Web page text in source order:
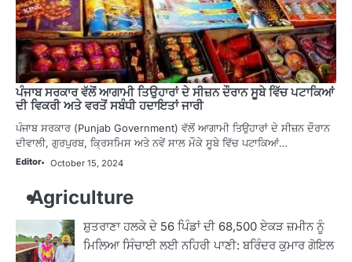
ਪੰਜਾਬ ਸਰਕਾਰ ਵੱਲੋਂ ਆਗਾਮੀ ਤਿਉਹਾਰਾਂ ਦੇ ਸੀਜ਼ਨ ਦੌਰਾਨ ਸੂਬੇ ਵਿੱਚ ਪਟਾਕਿਆਂ
ਦੀ ਵਿਕਰੀ ਅਤੇ ਵਰਤੋਂ ਸਬੰਧੀ ਹਦਾਇਤਾਂ ਜਾਰੀ
ਪੰਜਾਬ ਸਰਕਾਰ (Punjab Government) ਵੱਲੋਂ ਆਗਾਮੀ ਤਿਉਹਾਰਾਂ ਦੇ ਸੀਜ਼ਨ ਦੌਰਾਨ
ਦੀਵਾਲੀ, ਗੁਰਪੁਰਬ, ਕ੍ਰਿਸਮਿਸ ਅਤੇ ਨਵੇਂ ਸਾਲ ਮੌਕੇ ਸੂਬੇ ਵਿੱਚ ਪਟਾਕਿਆਂ…
Editor October 15, 2024
Agriculture
ਸ਼ੁਤਰਾਣਾ ਹਲਕੇ ਦੇ 56 ਪਿੰਡਾਂ ਦੀ 68,500 ਏਕੜ ਜ਼ਮੀਨ ਨੂੰ
ਮਿਲਿਆ ਸਿੰਚਾਈ ਲਈ ਨਹਿਰੀ ਪਾਣੀ: ਬਰਿੰਦਰ ਕੁਮਾਰ ਗੋਇਲ